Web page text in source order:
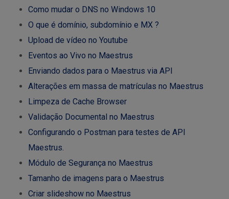
Como mudar o DNS no Windows 10
O que é domínio, subdomínio e MX ?
Upload de vídeo no Youtube
Eventos ao Vivo no Maestrus
Enviando dados para o Maestrus via API
Alterações em massa de matrículas no Maestrus
Limpeza de Cache Browser
Validação Documental no Maestrus
Configurando o Postman para testes de API
Maestrus.
Módulo de Segurança no Maestrus
Tamanho de imagens para o Maestrus
Criar slideshow no Maestrus